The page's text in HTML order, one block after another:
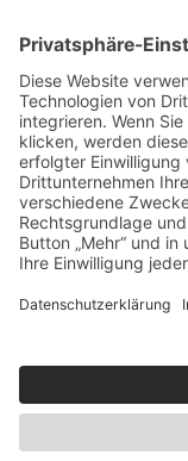
0365/
Öffnungszeiten
Mo, Mi, Do
09-12
Di
09-12
Fr
09-13
DATENSCHUTZ